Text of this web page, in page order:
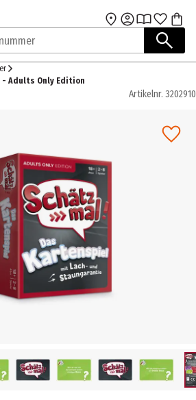
Zum Hauptinhalt
- Adults Only Edition
Artikelnr. 3202910